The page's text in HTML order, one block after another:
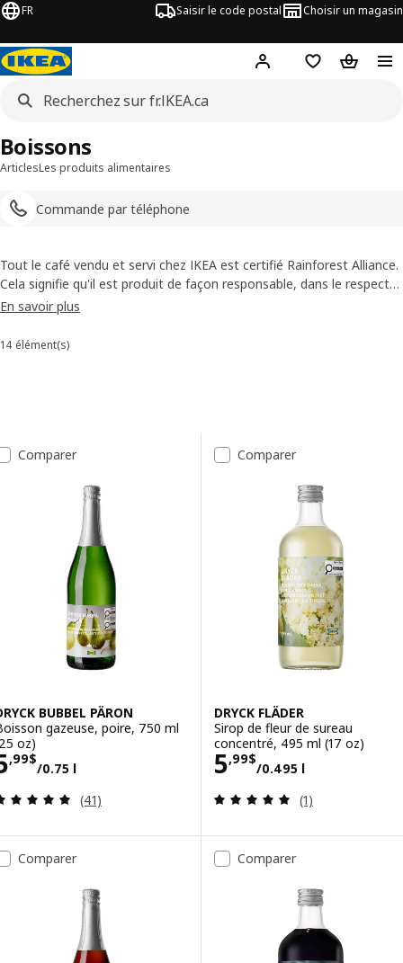
FR Saisir le code postal Choisir un magasin
Hej ! Connectez-vous
Liste d'achats
Panier
ArticlesLes produits alimentaires
Commande par téléphone
Boissons
Tout le café vendu et servi chez IKEA est certifié Rainforest Alliance.
Cela signifie qu'il est produit de façon responsable, dans le respect
des gens et de l'environnement. Vous pouvez même retracer
Évidemment, le café n'est pas la tasse de thé de tous. Nous vous
En savoir plus
Trier et filtrer
14 élément(s)
Liste des résultats
Comparer
BUBBEL PÄRON
gazeuse, poire, 750 ml
oz)
,99$
/0.75 l
5,99$/0.75 l
Examen: 4.9 sur des 5 Étoiles. Total des
(41)
Comparer
DRYCK FLÄDER
Sirop de fleur de sureau
concentré, 495 ml (17 oz)
5,99$
/0.495 l
Prix 5,99$/
Examen: 5 sur
(1)
Comparer Comparer